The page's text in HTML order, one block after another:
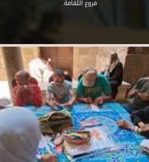
فروع الثقافة.